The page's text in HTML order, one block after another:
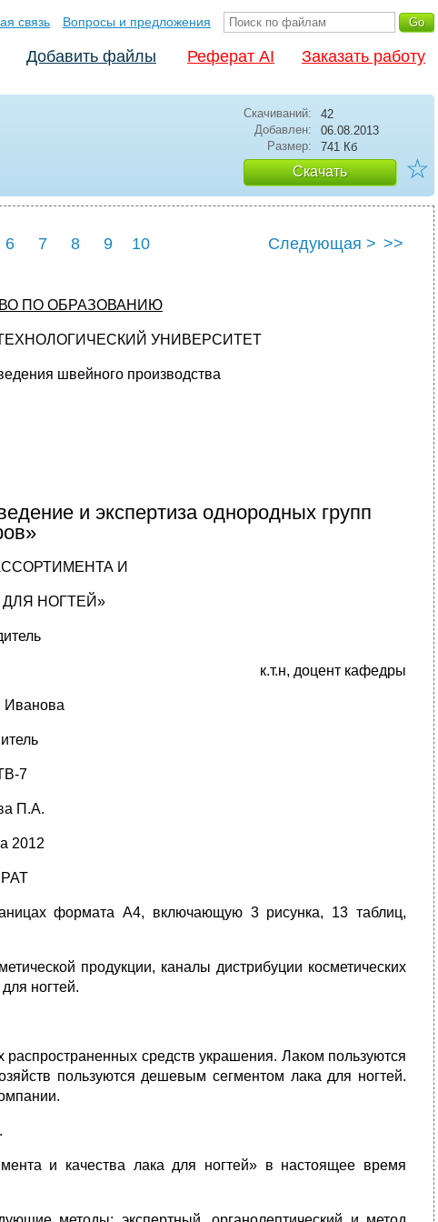
связь Вопросы и предложения
Добавить файлы Реферат AI Заказать работу
Скачиваний:
42
Добавлен:
06.08.2013
Размер:
741 Кб
Скачать ☆
6 7 8 9 10 Следующая > >>
ПО ОБРАЗОВАНИЮ
УНИВЕРСИТЕТ
швейного производства
и экспертиза однородных групп
И
ДЛЯ НОГТЕЙ»
к.т.н, доцент кафедры
7
П.А.
2012
формата А4, включающую 3 рисунка, 13 таблиц,
продукции, каналы дистрибуции косметических
ногтей.
средств украшения. Лаком пользуются
пользуются дешевым сегментом лака для ногтей.
и качества лака для ногтей» в настоящее время